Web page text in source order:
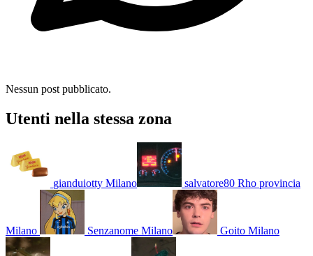
Nessun post pubblicato.
Utenti nella stessa zona
gianduiotty Milano salvatore80 Rho provincia
Milano Senzanome Milano Goito Milano